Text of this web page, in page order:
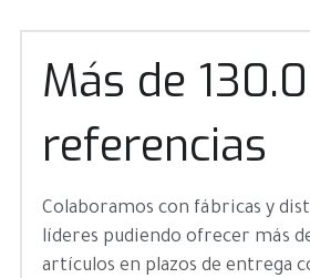
Más de
referencias
Colaboramos con fábricas y
líderes pudiendo ofrecer más
artículos en plazos de entrega